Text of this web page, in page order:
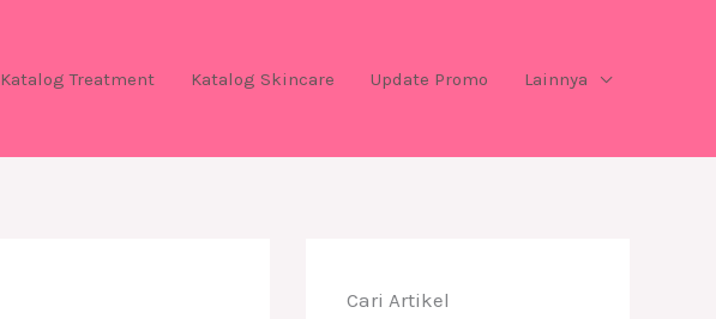
Katalog Treatment Katalog Skincare Update Promo Lainnya
Cari Artikel